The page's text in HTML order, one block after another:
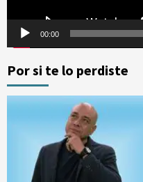
00:00
Por si te lo perdiste